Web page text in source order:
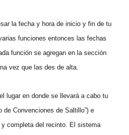
la fecha y hora de inicio y fin de tu
funciones entonces las fechas
función se agregan en la sección
vez que las des de alta.
lugar en donde se llevará a cabo tu
de Convenciones de Saltillo”) e
completa del recinto. El sistema